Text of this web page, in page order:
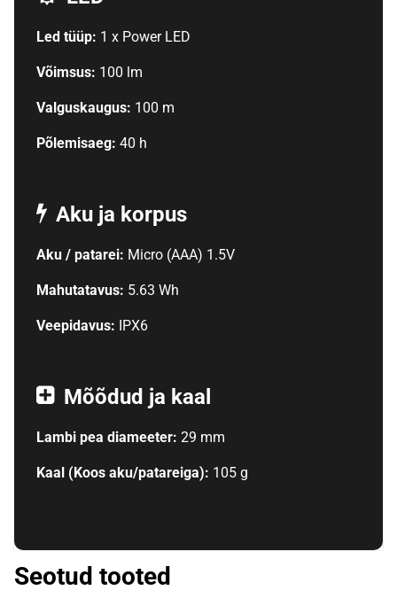
Led tüüp: 1 x Power LED
Võimsus: 100 lm
Valguskaugus: 100 m
Põlemisaeg: 40 h
Aku ja korpus
Aku / patarei: Micro (AAA) 1.5V
Mahutatavus: 5.63 Wh
Veepidavus: IPX6
Mõõdud ja kaal
Lambi pea diameeter: 29 mm
Kaal (Koos aku/patareiga): 105 g
Seotud tooted